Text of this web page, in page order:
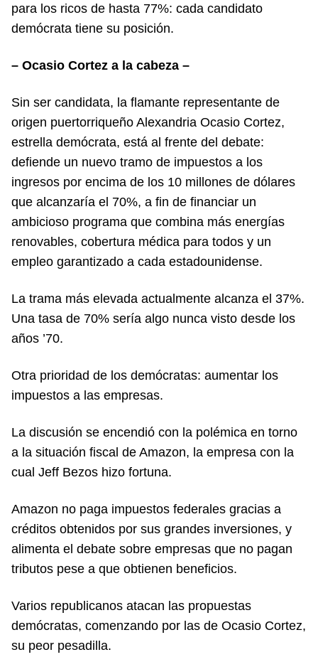
para los ricos de hasta 77%: cada candidato
demócrata tiene su posición.
– Ocasio Cortez a la cabeza –
Sin ser candidata, la flamante representante de
origen puertorriqueño Alexandria Ocasio Cortez,
estrella demócrata, está al frente del debate:
defiende un nuevo tramo de impuestos a los
ingresos por encima de los 10 millones de dólares
que alcanzaría el 70%, a fin de financiar un
ambicioso programa que combina más energías
renovables, cobertura médica para todos y un
empleo garantizado a cada estadounidense.
La trama más elevada actualmente alcanza el 37%.
Una tasa de 70% sería algo nunca visto desde los
años ’70.
Otra prioridad de los demócratas: aumentar los
impuestos a las empresas.
La discusión se encendió con la polémica en torno
a la situación fiscal de Amazon, la empresa con la
cual Jeff Bezos hizo fortuna.
Amazon no paga impuestos federales gracias a
créditos obtenidos por sus grandes inversiones, y
alimenta el debate sobre empresas que no pagan
tributos pese a que obtienen beneficios.
Varios republicanos atacan las propuestas
demócratas, comenzando por las de Ocasio Cortez,
su peor pesadilla.